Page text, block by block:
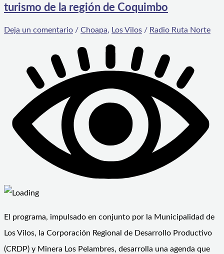
turismo de la región de Coquimbo
Deja un comentario / Choapa, Los Vilos / Radio Ruta Norte
El programa, impulsado en conjunto por la Municipalidad de
Los Vilos, la Corporación Regional de Desarrollo Productivo
(CRDP) y Minera Los Pelambres, desarrolla una agenda que